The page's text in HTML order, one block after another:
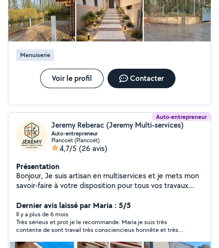
Menuiserie
Voir le profil Contacter
Auto-entrepreneur
Jeremy Reberac (Jeremy Multi-services)
Auto-entrepreneur
Plancoët (Plancoët)
4,7/5 (26 avis)
Présentation
Bonjour, Je suis artisan en multiservices et je mets mon
savoir-faire à votre disposition pour tous vos travaux
Peinture (murs, plafonds, boiseries) * Pose de
revêtements de sol * Carrelage * Petite menuiserie *
Petits travaux de plomberie * Aménagement de salles
de bain * Création et pose de terrasses en bois *
Aménagements extérieurs * Réparations et divers
Dernier avis laissé par Maria : 5/5
Il y a plus de 6 mois
Très sérieux et prot je le recommande. Maria je suis très
contente de sont travail très consciencieux honnête et très